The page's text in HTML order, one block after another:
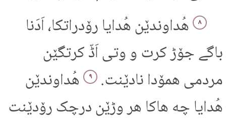
۸ هُداوندێن هُدایا رۆدراتکا، اَدَنا
باگے جۆڑ کرت و وتی اَڈّ کرتگێن
مردمی همۆدا نادێنت.
۹ هُداوندێن
هُدایا چه هاکا هر وڑێن درچک رۆدێنت